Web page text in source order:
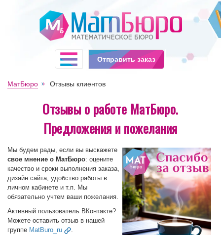
МатБюро Отзывы клиентов
Отзывы о работе МатБюро.
Предложения и пожелания
Мы будем рады, если вы выскажете
свое мнение о МатБюро: оцените
качество и сроки выполнения заказа,
дизайн сайта, удобство работы в
личном кабинете и т.п. Мы
обязательно учтем ваши пожелания.
Активный пользователь ВКонтакте?
Можете оставить отзыв в нашей
группе MatBuro_ru
.
Отправить заказ